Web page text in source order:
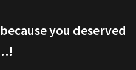
you deserved